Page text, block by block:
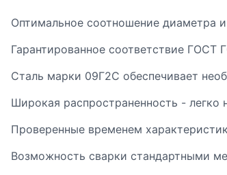
Оптимальное соотношение диаметра
Гарантированное соответствие
Сталь марки 09Г2С обеспечивает
Широкая распространенность -
Проверенные временем
Возможность сварки стандартными